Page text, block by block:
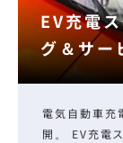
EV充電
グ＆サー
電気自動車充
開。 EV充電